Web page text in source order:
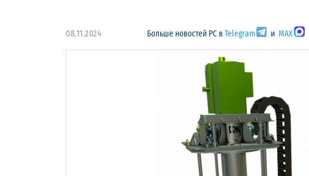
08.11.2024 Больше новостей РС вTelegram иMAX